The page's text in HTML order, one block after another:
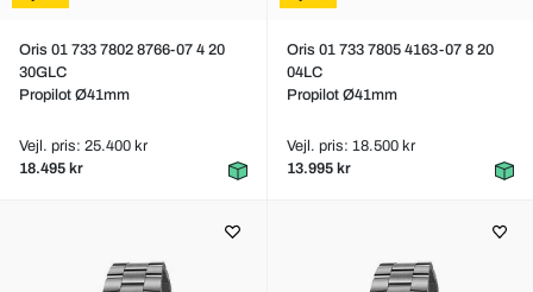
Oris 01 733 7802 8766-07 4 20
30GLC
Propilot Ø41mm
Vejl. pris: 25.400 kr
18.495 kr
Oris 01 733 7805 4163-07 8 20
04LC
Propilot Ø41mm
Vejl. pris: 18.500 kr
13.995 kr